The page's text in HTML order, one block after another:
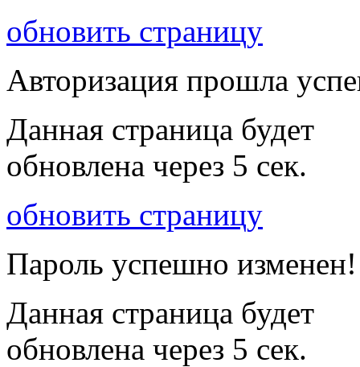
обновить страницу
Авторизация прошла
Данная страница будет
обновлена через 5 сек.
обновить страницу
Пароль успешно изменен!
Данная страница будет
обновлена через 5 сек.